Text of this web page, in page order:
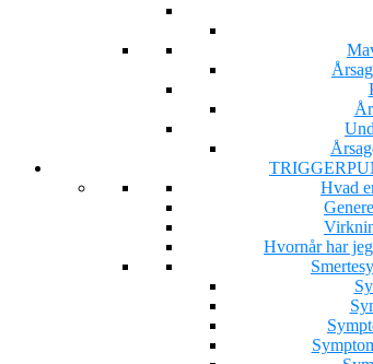
Hvad
Hvornår har